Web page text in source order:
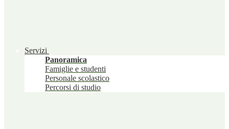
Servizi
Panoramica
Famiglie e studenti
Personale scolastico
Percorsi di studio